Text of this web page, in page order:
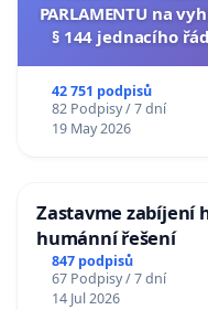
PARLAMENTU na
§ 144 jednacího
42 751 podpisů
82 Podpisy / 7 dní
19 May 2026
Zastavme zabíjení
humánní řešení
847 podpisů
67 Podpisy / 7 dní
14 Jul 2026